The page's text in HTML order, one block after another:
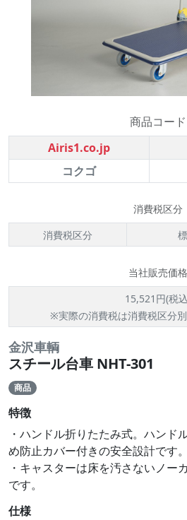
商品コード
Airis1.co.jp
コクゴ
消費税区分
消費税区分
当社販売価格
15,521円(税
※実際の消費税は消費税区分
金沢車輌
スチール台車 NHT-301
商品
特徴
・ハンドル折りたたみ式。ハンド
め防止カバー付きの安全設計です。
・キャスターは床を汚さないノー
です。
仕様